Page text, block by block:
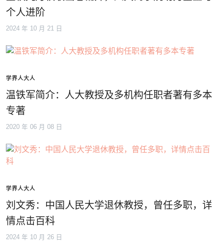
个人进阶
2024 年 10 月 21 日
学界人大人
温铁军简介：人大教授及多机构任职者著有多本
专著
2020 年 06 月 08 日
学界人大人
刘文秀：中国人民大学退休教授，曾任多职，详
情点击百科
2024 年 10 月 26 日